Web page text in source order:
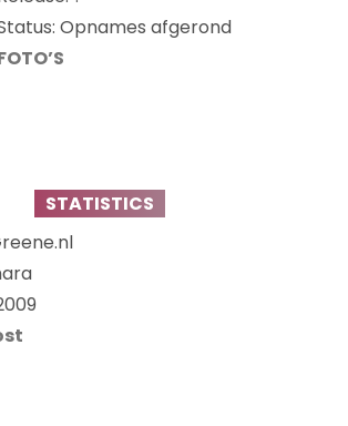
Opnames afgerond
STATISTICS